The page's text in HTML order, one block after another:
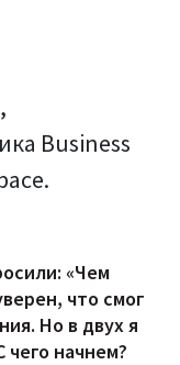
Business
«Чем
что смог
Но в двух я
начнем?